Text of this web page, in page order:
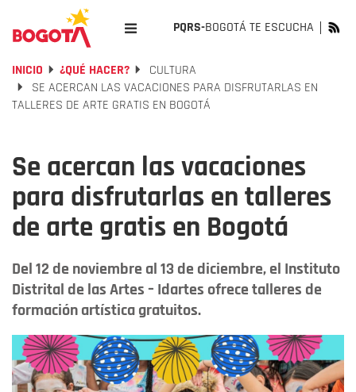
PQRS-BOGOTÁ TE ESCUCHA
INICIO ¿QUÉ HACER?
CULTURA
SE ACERCAN LAS VACACIONES PARA DISFRUTARLAS EN
TALLERES DE ARTE GRATIS EN BOGOTÁ
Se acercan las vacaciones
para disfrutarlas en talleres
de arte gratis en Bogotá
Del 12 de noviembre al 13 de diciembre, el Instituto
Distrital de las Artes – Idartes ofrece talleres de
formación artística gratuitos.